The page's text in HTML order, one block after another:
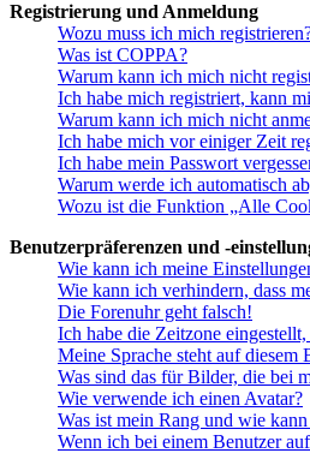
Registrierung und Anmeldung
Wozu muss ich mich
Was ist COPPA?
Warum kann ich mich nicht
Ich habe mich registriert, kann
Warum kann ich mich nicht
Ich habe mich vor einiger Zeit
Ich habe mein Passwort
Warum werde ich automatisch
Wozu ist die Funktion „Alle
Benutzerpräferenzen und -
Wie kann ich meine
Wie kann ich verhindern, dass
Die Forenuhr geht falsch!
Ich habe die Zeitzone
Meine Sprache steht auf
Was sind das für Bilder, die bei
Wie verwende ich einen Avatar?
Was ist mein Rang und wie
Wenn ich bei einem Benutzer